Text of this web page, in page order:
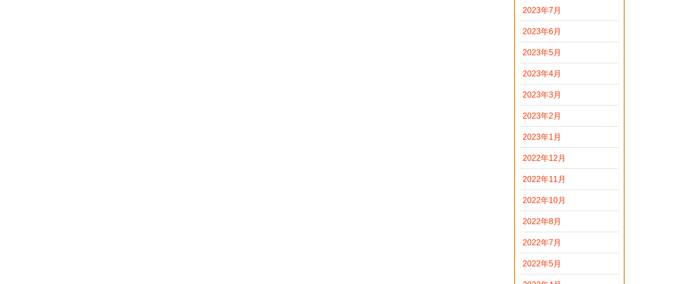
2023年7月
2023年6月
2023年5月
2023年4月
2023年3月
2023年2月
2023年1月
2022年12月
2022年11月
2022年10月
2022年8月
2022年7月
2022年5月